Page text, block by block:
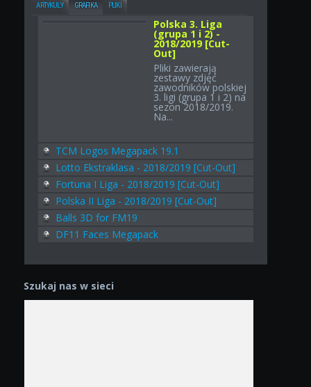
ARTYKUŁY GRAFIKA PLIKI
Polska 3. Liga
(grupa 1 i 2) -
2018/2019 [Cut-
Out]
Pliki zawierają
zestawy zdjęć
zawodników polskiej
3. ligi (grupa 1 i 2) na
sezon 2018/2019.
Na...
TCM Logos Megapack 19.1
Lotto Ekstraklasa - 2018/2019 [Cut-Out]
Fortuna I Liga - 2018/2019 [Cut-Out]
Polska II Liga - 2018/2019 [Cut-Out]
Balls 3D for FM19
DF11 Faces Megapack
Szukaj nas w sieci